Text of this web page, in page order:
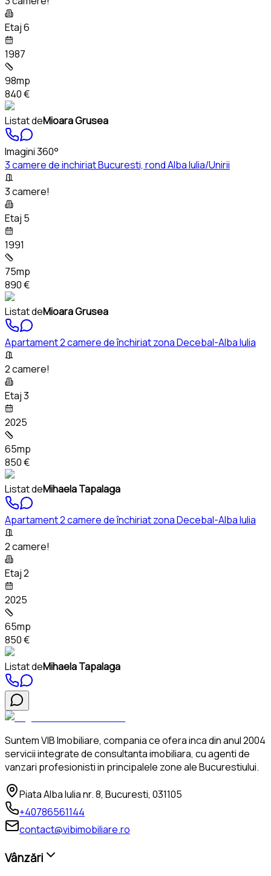
Etaj 6
1987
98mp
840 €
Listat deMioara Grusea
Imagini 360°
3 camere de inchiriat Bucuresti, rond Alba Iulia/Unirii
3 camere!
Etaj 5
1991
75mp
890 €
Listat deMioara Grusea
Apartament 2 camere de închiriat zona Decebal-Alba Iulia
2 camere!
Etaj 3
2025
65mp
850 €
Listat deMihaela Tapalaga
Apartament 2 camere de închiriat zona Decebal-Alba Iulia
2 camere!
Etaj 2
2025
65mp
850 €
Listat deMihaela Tapalaga
Suntem VIB Imobiliare, compania ce ofera inca din anul 2004
servicii integrate de consultanta imobiliara, cu agenti de
vanzari profesionisti in principalele zone ale Bucurestiului.
Piata Alba Iulia nr. 8, Bucuresti, 031105
+40786561144
contact@vibimobiliare.ro
Vânzări